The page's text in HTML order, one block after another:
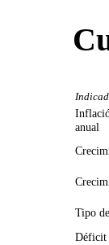
anual
Tipo
Déficit